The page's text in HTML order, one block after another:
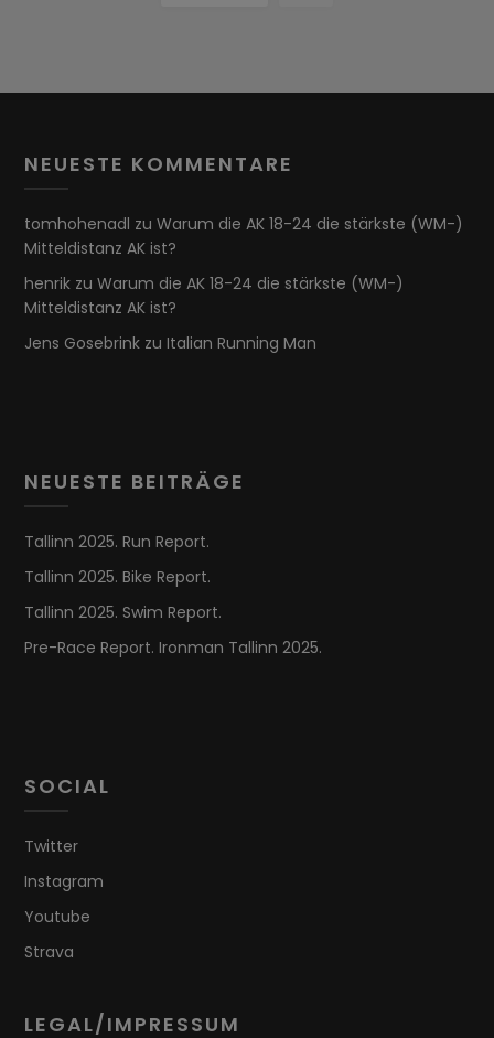
NEUESTE KOMMENTARE
tomhohenadl zuWarum die AK 18-24 die stärkste (WM-)
Mitteldistanz AK ist?
henrik zuWarum die AK 18-24 die stärkste (WM-)
Mitteldistanz AK ist?
Jens Gosebrink zuItalian Running Man
NEUESTE BEITRÄGE
Tallinn 2025. Run Report.
Tallinn 2025. Bike Report.
Tallinn 2025. Swim Report.
Pre-Race Report. Ironman Tallinn 2025.
SOCIAL
Twitter
Instagram
Youtube
Strava
LEGAL/IMPRESSUM